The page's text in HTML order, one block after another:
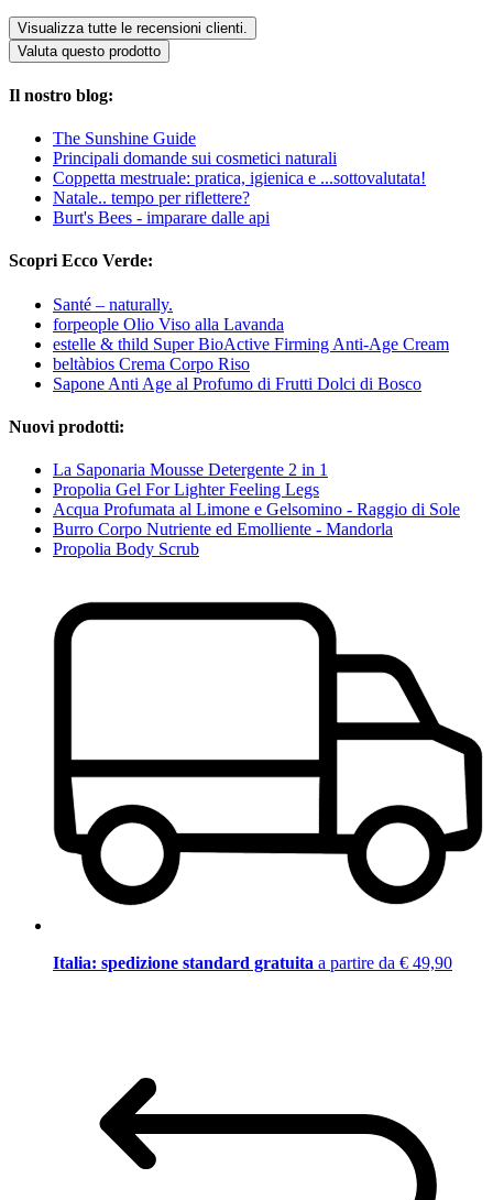
Visualizza tutte le recensioni clienti.
Valuta questo prodotto
Il nostro blog:
The Sunshine Guide
Principali domande sui cosmetici naturali
Coppetta mestruale: pratica, igienica e ...sottovalutata!
Natale.. tempo per riflettere?
Burt's Bees - imparare dalle api
Scopri Ecco Verde:
Santé – naturally.
forpeople Olio Viso alla Lavanda
estelle & thild Super BioActive Firming Anti-Age Cream
beltàbios Crema Corpo Riso
Sapone Anti Age al Profumo di Frutti Dolci di Bosco
Nuovi prodotti:
La Saponaria Mousse Detergente 2 in 1
Propolia Gel For Lighter Feeling Legs
Acqua Profumata al Limone e Gelsomino - Raggio di Sole
Burro Corpo Nutriente ed Emolliente - Mandorla
Propolia Body Scrub
Italia: spedizione standard gratuita a partire da € 49,90